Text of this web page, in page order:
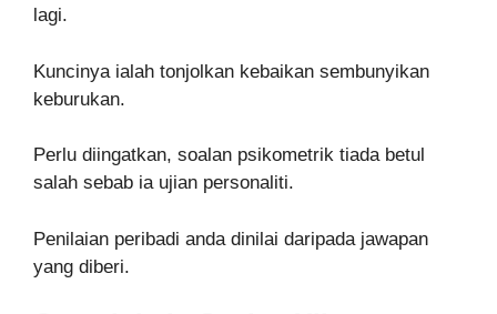
lagi.
Kuncinya ialah tonjolkan kebaikan sembunyikan
keburukan.
Perlu diingatkan, soalan psikometrik tiada betul
salah sebab ia ujian personaliti.
Penilaian peribadi anda dinilai daripada jawapan
yang diberi.